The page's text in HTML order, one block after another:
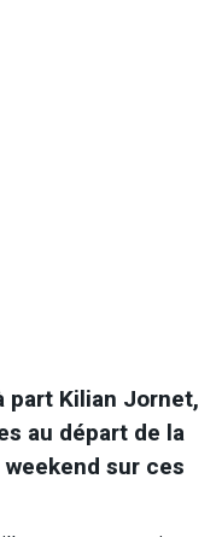
part Kilian Jornet,
au départ de la
sur ces